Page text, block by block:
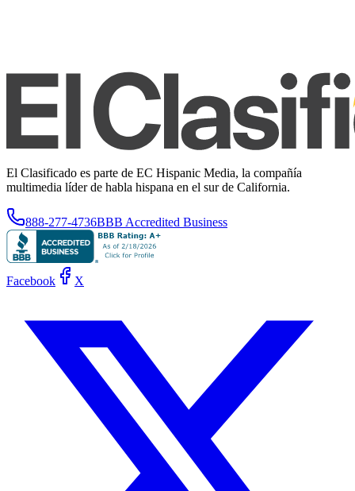
El Clasificado es parte de EC Hispanic Media, la compañía
multimedia líder de habla hispana en el sur de California.
888-277-4736BBB Accredited Business
Facebook X